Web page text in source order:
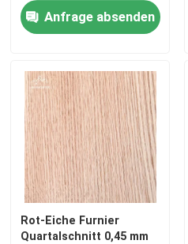
Anfrage absenden
Rot-Eiche Furnier
Quartalschnitt 0,45 mm